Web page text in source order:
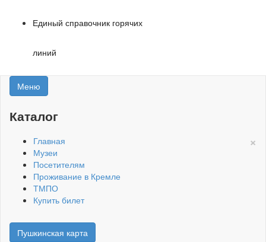
Единый справочник горячих
линий
Меню
Каталог
×
Главная
Музеи
Посетителям
Проживание в Кремле
ТМПО
Купить билет
Пушкинская карта